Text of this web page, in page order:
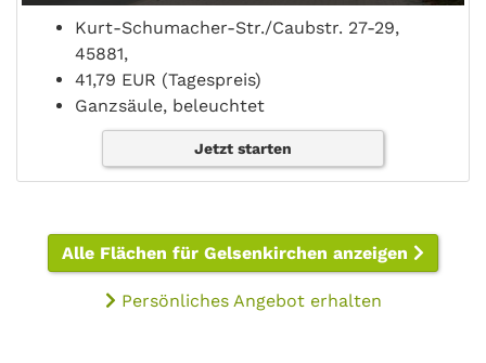
Kurt-Schumacher-Str./Caubstr. 27-29,
45881,
41,79 EUR (Tagespreis)
Ganzsäule, beleuchtet
Jetzt starten
Alle Flächen für Gelsenkirchen anzeigen
Persönliches Angebot erhalten